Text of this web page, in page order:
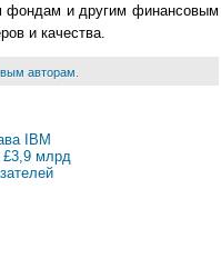
фондам и другим финансовым
и качества.
авторам
IBM
£3,9 млрд